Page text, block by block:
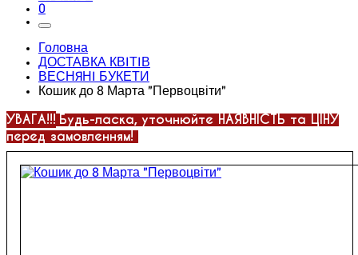
0
Головна
ДОСТАВКА КВІТІВ
ВЕСНЯНІ БУКЕТИ
Кошик до 8 Марта "Первоцвіти"
УВАГА!!! Будь-ласка, уточнюйте НАЯВНІСТЬ та ЦІНУ
перед замовленням!